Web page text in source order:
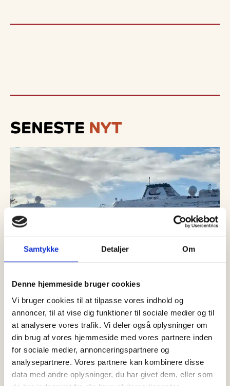
Samtykke Detaljer Om
Denne hjemmeside bruger cookies
Vi bruger cookies til at tilpasse vores indhold og
annoncer, til at vise dig funktioner til sociale medier og til
at analysere vores trafik. Vi deler også oplysninger om
din brug af vores hjemmeside med vores partnere inden
for sociale medier, annonceringspartnere og
analysepartnere. Vores partnere kan kombinere disse
data med andre oplysninger, du har givet dem, eller som
SENESTE NYT
06 august, 2026 Nyheder
Viking Neptune bringer 901
krydstogtgæster til Skagen
Skagen får torsdag den 6. august endnu en travl dag på
krydstogtfronten, når Viking Neptune for tredje gang i år…